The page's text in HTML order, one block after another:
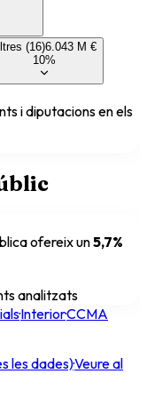
(16)6.043 M €
10%
i diputacions en els
ofereix un5,7%
analitzats
·Interior·CCMA
les dades)·Veure al